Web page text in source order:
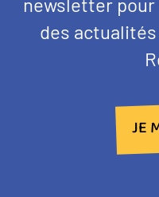
des
JE